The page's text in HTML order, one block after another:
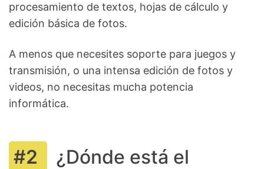
procesamiento de textos, hojas de cálculo y
edición básica de fotos.
A menos que necesites soporte para juegos y
transmisión, o una intensa edición de fotos y
videos, no necesitas mucha potencia
informática.
¿Dónde está el